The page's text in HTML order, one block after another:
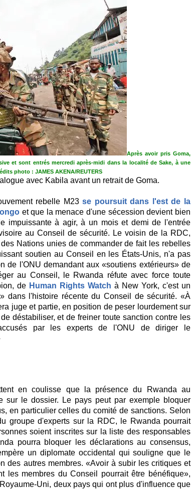
Après avoir pris Goma,
et sont entrés mercredi après-midi dans la localité de Sake, à une
photo : JAMES AKENA/REUTERS
avec Kabila avant un retrait de Goma.
rebelle M23se poursuit dans l'est de la
et que la menace d'une sécession devient bien
impuissante à agir, à un mois et demi de l'entrée
au Conseil de sécurité. Le voisin de la RDC,
Nations unies de commander de fait les rebelles
soutien au Conseil en les États-Unis, n'a pas
de l'ONU demandant aux «soutiens extérieurs» de
au Conseil, le Rwanda réfute avec force toute
de Human Rights Watch à New York, c'est un
dans l'histoire récente du Conseil de sécurité. «À
juge et partie, en position de peser lourdement sur
dé­stabiliser, et de freiner toute sanction contre les
par les experts de l'ONU de diriger le
en coulisse que la présence du Rwanda au
sur le dossier. Le pays peut par exemple bloquer
en particulier celles du comité de sanctions. Selon
groupe d'experts sur la RDC, le Rwanda pourrait
soient inscrites sur la liste des responsables
pourra bloquer les déclarations au consensus,
un diplomate occidental qui souligne que le
des autres membres. «Avoir à subir les critiques et
les membres du Conseil pourrait être bénéfique»,
Uni, deux pays qui ont plus d'influence que